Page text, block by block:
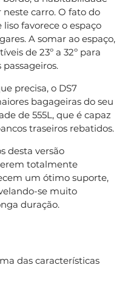
carro. O fato do
favorece o espaço
A somar ao espaço,
de 23º a 32º para
precisa, o DS7
bagageiras do seu
de 555L, que é capaz
traseiros rebatidos.
desta versão
totalmente
um ótimo suporte,
se muito
duração.
das características